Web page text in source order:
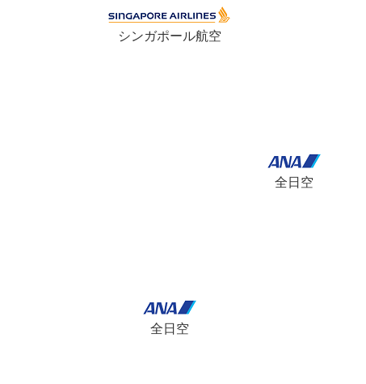
シンガポール航空
全日空
全日空